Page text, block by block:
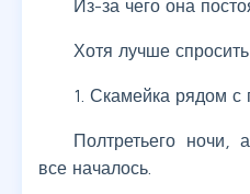
Из-за чего она
Хотя лучше
1. Скамейка рядом с
Полтретьего ночи,
все началось.